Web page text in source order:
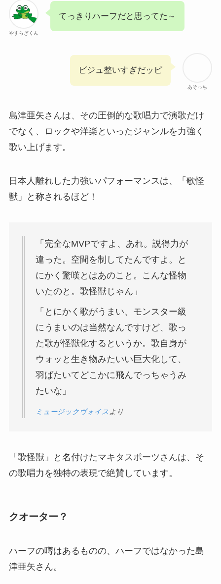
やすらぎくん
てっきりハーフだと思ってた～
あそっち
ビジュ整いすぎだッピ
島津亜矢さんは、その圧倒的な歌唱力で演歌だけ
でなく、ロックや洋楽といったジャンルを力強く
歌い上げます。
日本人離れした力強いパフォーマンスは、「歌怪
獣」と称されるほど！
「完全なMVPですよ、あれ。説得力が
違った。空間を制してたんですよ。と
にかく驚嘆とはあのこと。こんな怪物
いたのと。歌怪獣じゃん」
「とにかく歌がうまい、モンスター級
にうまいのは当然なんですけど、歌っ
た歌が怪獣化するというか。歌自身が
ウォッと生き物みたいい巨大化して、
羽ばたいてどこかに飛んでっちゃうみ
たいな」
ミュージックヴォイス より
「歌怪獣」と名付けたマキタスポーツさんは、そ
の歌唱力を独特の表現で絶賛しています。
クオーター？
ハーフの噂はあるものの、ハーフではなかった島
津亜矢さん。